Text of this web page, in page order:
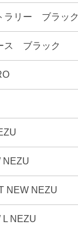
ラリー ブラック
ス ブラック
NEZU
NEW NEZU
L NEZU